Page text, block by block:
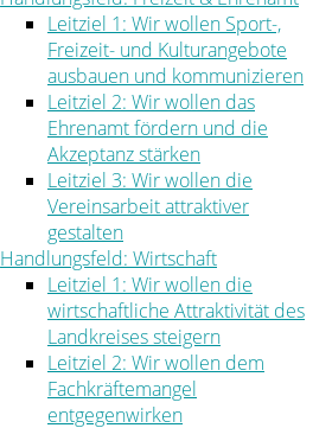
Leitziel 1: Wir wollen Sport-,
Freizeit- und Kulturangebote
ausbauen und kommunizieren
Leitziel 2: Wir wollen das
Ehrenamt fördern und die
Akzeptanz stärken
Leitziel 3: Wir wollen die
Vereinsarbeit attraktiver
gestalten
Handlungsfeld: Wirtschaft
Leitziel 1: Wir wollen die
wirtschaftliche Attraktivität des
Landkreises steigern
Leitziel 2: Wir wollen dem
Fachkräftemangel
entgegenwirken